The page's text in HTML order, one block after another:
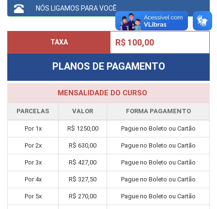
NÓS LIGAMOS PARA VOCÊ
TAXA R$ 100,00
PLANOS DE PAGAMENTO
MENSALIDADE DO CURSO
PARCELAS VALOR FORMA PAGAMENTO
Por 1x R$ 1250,00 Pague no Boleto ou Cartão
Por2x R$ 630,00 Pague no Boleto ou Cartão
Por 3x R$ 427,00 Pague no Boleto ou Cartão
Por4x R$ 327,50 Pague no Boleto ou Cartão
Por 5x R$ 270,00 Pague no Boleto ou Cartão